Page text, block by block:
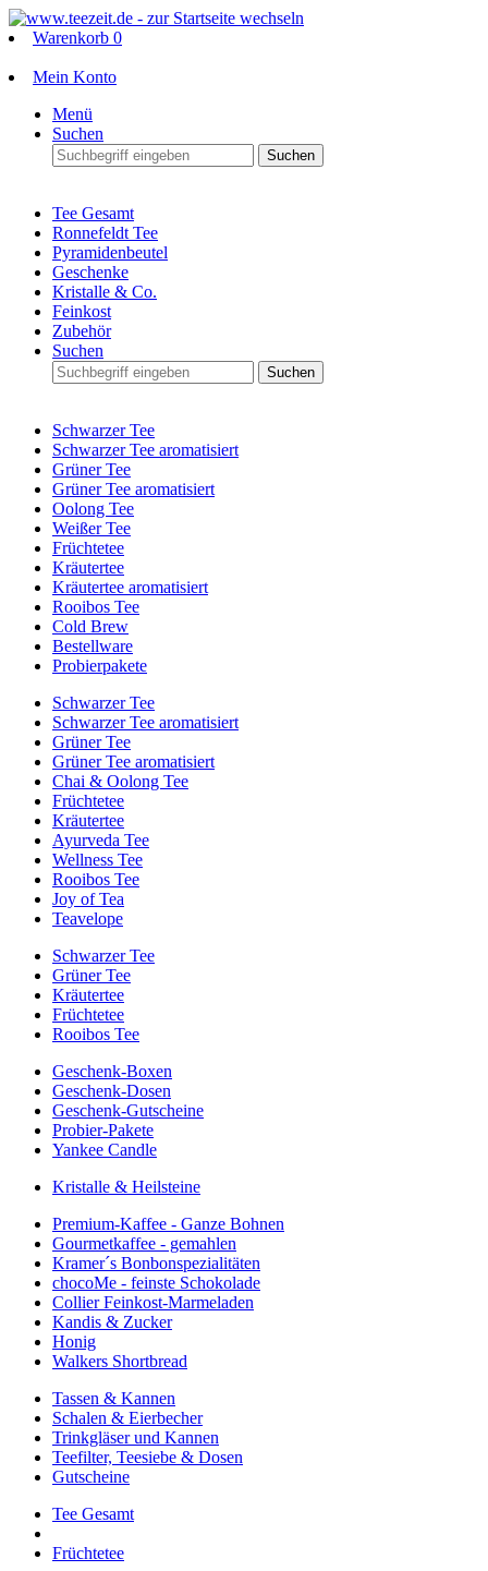
Warenkorb 0
Mein Konto
Menü
Suchen
Suchen
Tee Gesamt
Ronnefeldt Tee
Pyramidenbeutel
Geschenke
Kristalle & Co.
Feinkost
Zubehör
Suchen
Suchen
Schwarzer Tee
Schwarzer Tee aromatisiert
Grüner Tee
Grüner Tee aromatisiert
Oolong Tee
Weißer Tee
Früchtetee
Kräutertee
Kräutertee aromatisiert
Rooibos Tee
Cold Brew
Bestellware
Probierpakete
Schwarzer Tee
Schwarzer Tee aromatisiert
Grüner Tee
Grüner Tee aromatisiert
Chai & Oolong Tee
Früchtetee
Kräutertee
Ayurveda Tee
Wellness Tee
Rooibos Tee
Joy of Tea
Teavelope
Schwarzer Tee
Grüner Tee
Kräutertee
Früchtetee
Rooibos Tee
Geschenk-Boxen
Geschenk-Dosen
Geschenk-Gutscheine
Probier-Pakete
Yankee Candle
Kristalle & Heilsteine
Premium-Kaffee - Ganze Bohnen
Gourmetkaffee - gemahlen
Kramer´s Bonbonspezialitäten
chocoMe - feinste Schokolade
Collier Feinkost-Marmeladen
Kandis & Zucker
Honig
Walkers Shortbread
Tassen & Kannen
Schalen & Eierbecher
Trinkgläser und Kannen
Teefilter, Teesiebe & Dosen
Gutscheine
Tee Gesamt
Früchtetee